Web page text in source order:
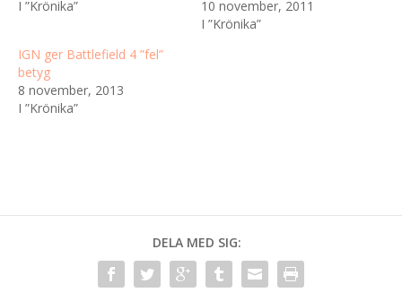
I ”Krönika”
10 november, 2011
I ”Krönika”
IGN ger Battlefield 4 ”fel”
betyg
8 november, 2013
I ”Krönika”
DELA MED SIG: